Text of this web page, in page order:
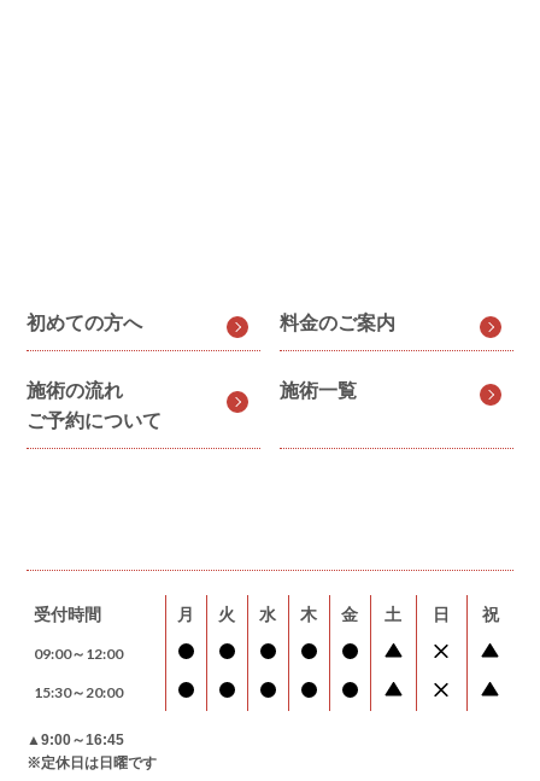
初めての方へ 料金のご案内
施術の流れ
ご予約について
施術一覧
受付時間 月 火 水 木 金 土 日 祝
09:00～12:00
15:30～20:00
▲9:00～16:45
※定休日は日曜です